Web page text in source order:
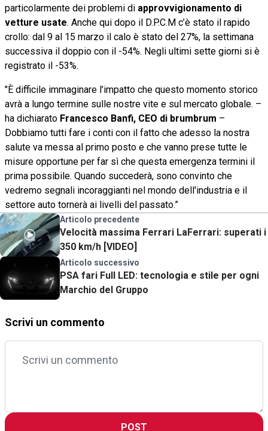
particolarmente dei problemi di approvvigionamento di
vetture usate. Anche qui dopo il D.P.C.M c’è stato il rapido
crollo: dal 9 al 15 marzo il calo è stato del 27%, la settimana
successiva il doppio con il -54%. Negli ultimi sette giorni si è
registrato il -53%.
"È difficile immaginare l’impatto che questo momento storico
avrà a lungo termine sulle nostre vite e sul mercato globale. –
ha dichiarato Francesco Banfi, CEO di brumbrum –
Dobbiamo tutti fare i conti con il fatto che adesso la nostra
salute va messa al primo posto e che vanno prese tutte le
misure opportune per far sì che questa emergenza termini il
prima possibile. Quando succederà, sono convinto che
vedremo segnali incoraggianti nel mondo dell'industria e il
settore auto tornerà ai livelli del passato.”
Articolo precedente
Velocità massima Ferrari LaFerrari: superati i
350 km/h [VIDEO]
Articolo successivo
PSA fari Full LED: tecnologia e stile per ogni
Marchio del Gruppo
Scrivi un commento
POST